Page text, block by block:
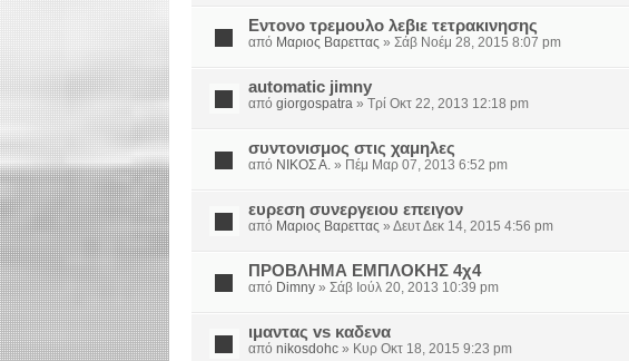
Εντονο τρεμουλο λεβιε τετρακινησης
από Μαριος Βαρεττας » Σάβ Νοέμ 28, 2015 8:07 pm
automatic jimny
από giorgospatra » Τρί Οκτ 22, 2013 12:18 pm
συντονισμος στις χαμηλες
από ΝΙΚΟΣ Α. » Πέμ Μαρ 07, 2013 6:52 pm
ευρεση συνεργειου επειγον
από Μαριος Βαρεττας » Δευτ Δεκ 14, 2015 4:56 pm
ΠΡΟΒΛΗΜΑ ΕΜΠΛΟΚΗΣ 4χ4
από Dimny » Σάβ Ιούλ 20, 2013 10:39 pm
ιμαντας vs καδενα
από nikosdohc » Κυρ Οκτ 18, 2015 9:23 pm